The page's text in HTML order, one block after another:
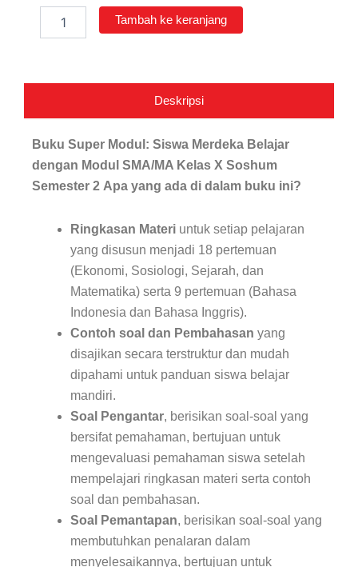
Super
SMA/MA
X
Soshum
Tambah ke keranjang
Deskripsi
Buku Super Modul : Siswa Merdeka Belajar
dengan Modul SMA/MA Kelas X Soshum
Semester 2 Apa yang ada di dalam buku ini?
Ringkasan Materi untuk setiap pelajaran
yang disusun menjadi 18 pertemuan
(Ekonomi, Sosiologi, Sejarah, dan
Matematika) serta 9 pertemuan (Bahasa
Indonesia dan Bahasa Inggris).
Contoh soal dan Pembahasan yang
disajikan secara terstruktur dan mudah
dipahami untuk panduan siswa belajar
mandiri.
Soal Pengantar, berisikan soal-soal yang
bersifat pemahaman, bertujuan untuk
mengevaluasi pemahaman siswa setelah
mempelajari ringkasan materi serta contoh
soal dan pembahasan.
Soal Pemantapan, berisikan soal-soal yang
membutuhkan penalaran dalam
menyelesaikannya, bertujuan untuk